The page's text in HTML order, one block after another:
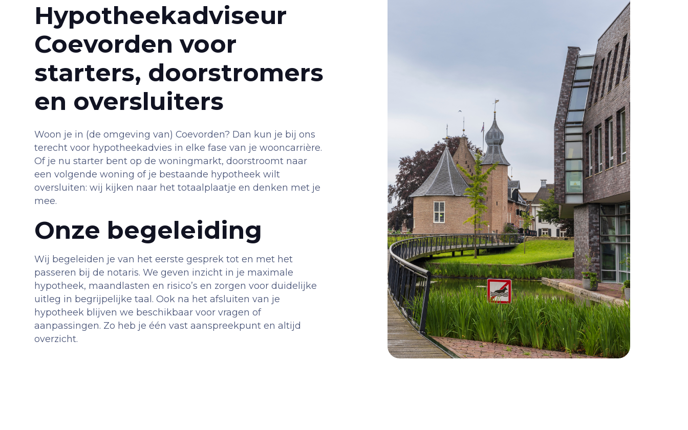
Hypotheekadviseur
Coevorden voor
starters, doorstromers
en oversluiters
Woon je in (de omgeving van) Coevorden? Dan kun je bij ons
terecht voor hypotheekadvies in elke fase van je wooncarrière.
Of je nu starter bent op de woningmarkt, doorstroomt naar
een volgende woning of je bestaande hypotheek wilt
oversluiten: wij kijken naar het totaalplaatje en denken met je
mee.
Onze begeleiding
Wij begeleiden je van het eerste gesprek tot en met het
passeren bij de notaris. We geven inzicht in je maximale
hypotheek, maandlasten en risico’s en zorgen voor duidelijke
uitleg in begrijpelijke taal. Ook na het afsluiten van je
hypotheek blijven we beschikbaar voor vragen of
aanpassingen. Zo heb je één vast aanspreekpunt en altijd
overzicht.